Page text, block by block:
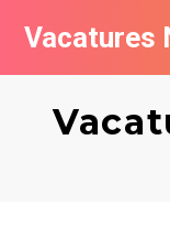
Vacatures
Vacatures per